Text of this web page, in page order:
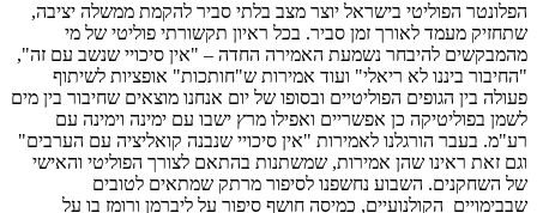
הפלונטר הפוליטי בישראל יוצר מצב בלתי סביר להקמת ממשלה יציבה,
שתחזיק מעמד לאורך זמן סביר. בכל ראיון תקשורתי פוליטי של מי
מהמבקשים להיבחר נשמעת האמירה החדה – "אין סיכויי שנשב עם זה",
"החיבור ביננו לא ריאלי" ועוד אמירות ש"חותכות" אופציות לשיתוף
פעולה בין הגופים הפוליטיים ובסופו של יום אנחנו מוצאים שחיבור בין מים
לשמן בפוליטיקה כן אפשריים ואפילו מרץ ישבו עם ימינה וימינה עם
רע"מ. בעבר הורגלנו לאמירות "אין סיכויי שנבנה קואליציה עם הערבים"
וגם זאת ראינו שהן אמירות, שמשתנות בהתאם לצורך הפוליטי והאישי
של השחקנים. השבוע נחשפנו לסיפור מרתק שמתאים לטובים
שבבימויים הקולנועיים, כמיסה חושף סיפור על ליברמן ורומז בו על